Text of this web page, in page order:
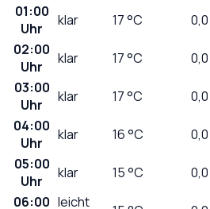
01:00
Uhr
klar 17°C 0,0
02:00
Uhr
klar 17°C 0,0
03:00
Uhr
klar 17°C 0,0
04:00
Uhr
klar 16°C 0,0
05:00
Uhr
klar 15°C 0,0
06:00 leicht